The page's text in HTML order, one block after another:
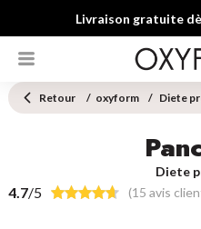
Livraison gratuite
Retour oxyform Diete
Diete
4.7/5 (15 avis